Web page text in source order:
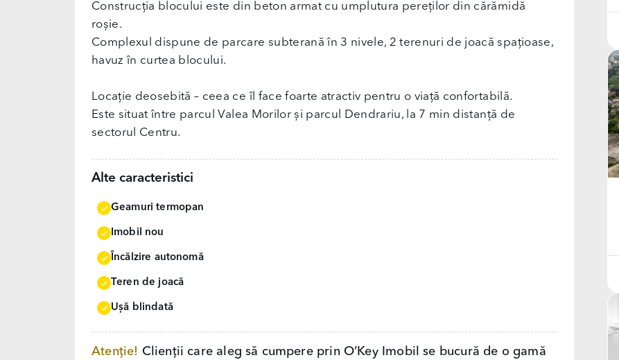
Construcția blocului este din beton armat cu umplutura pereților din cărămidă
roșie.
Complexul dispune de parcare subterană în 3 nivele, 2 terenuri de joacă spațioase,
havuz în curtea blocului.
Locație deosebită – ceea ce îl face foarte atractiv pentru o viață confortabilă.
Este situat între parcul Valea Morilor și parcul Dendrariu, la 7 min distanță de
sectorul Centru.
Alte caracteristici
Geamuri termopan
Imobil nou
Încălzire autonomă
Teren de joacă
Uşă blindată
Atenție! Clienții care aleg să cumpere prin O’Key Imobil se bucură de o gamă